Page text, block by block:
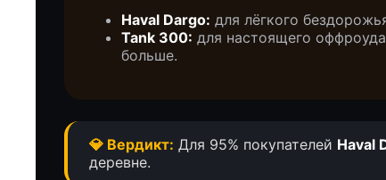
Haval Dargo: для лёгкого
Tank 300: для настоящего
больше.
💎 Вердикт: Для 95% покупателей Haval
деревне.